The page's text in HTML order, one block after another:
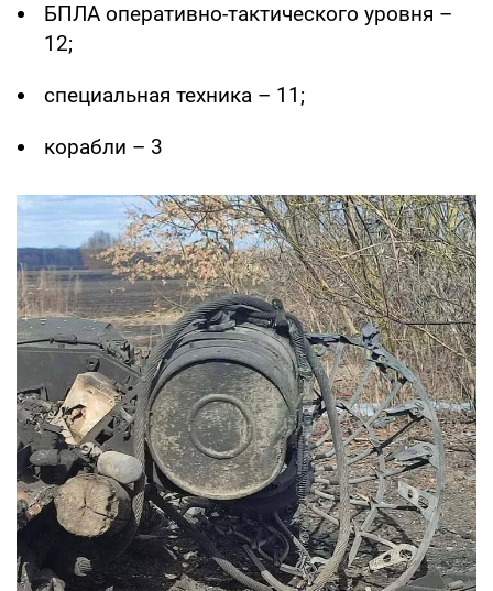
БПЛА оперативно-тактического уровня –
12;
специальная техника – 11;
корабли – 3